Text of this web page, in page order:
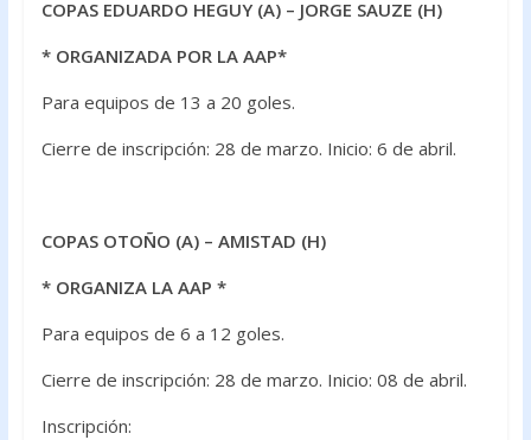
COPAS EDUARDO HEGUY (A) – JORGE SAUZE (H)
* ORGANIZADA POR LA AAP*
Para equipos de 13 a 20 goles.
Cierre de inscripción: 28 de marzo. Inicio: 6 de abril.
COPAS OTOÑO (A) – AMISTAD (H)
* ORGANIZA LA AAP *
Para equipos de 6 a 12 goles.
Cierre de inscripción: 28 de marzo. Inicio: 08 de abril.
Inscripción: